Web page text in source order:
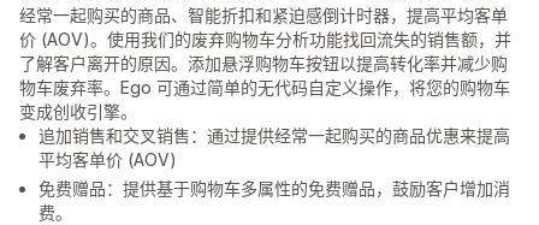
经常一起购买的商品、智能折扣和紧迫感倒计时器，提高平均客单
价 (AOV)。使用我们的废弃购物车分析功能找回流失的销售额，并
了解客户离开的原因。添加悬浮购物车按钮以提高转化率并减少购
物车废弃率。Ego 可通过简单的无代码自定义操作，将您的购物车
变成创收引擎。
追加销售和交叉销售：通过提供经常一起购买的商品优惠来提高
平均客单价 (AOV)
免费赠品：提供基于购物车多属性的免费赠品，鼓励客户增加消
费。